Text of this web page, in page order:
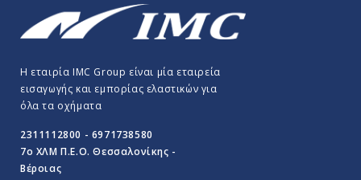
Η εταιρία IMC Group είναι μία εταιρεία
εισαγωγής και εμπορίας ελαστικών για
όλα τα οχήματα
2311112800 - 6971738580
7o ΧΛΜ Π.E.O. Θεσσαλονίκης -
Βέροιας